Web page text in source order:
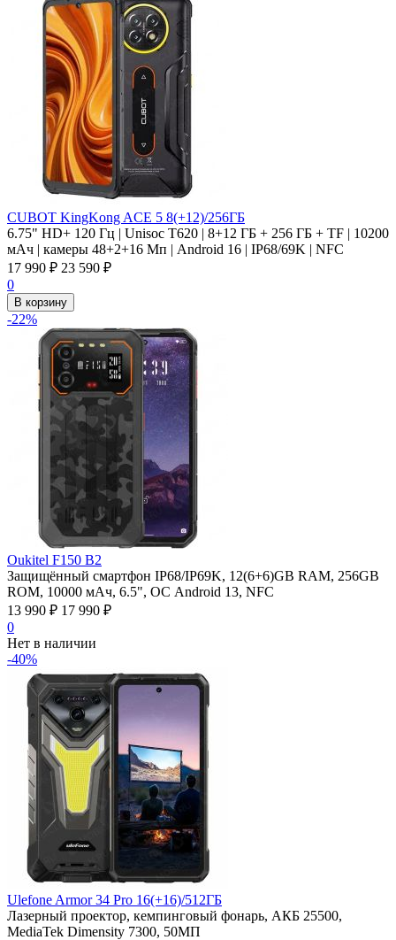
CUBOT KingKong ACE 5 8(+12)/256ГБ
6.75" HD+ 120 Гц | Unisoc T620 | 8+12 ГБ + 256 ГБ + TF | 10200
мАч | камеры 48+2+16 Мп | Android 16 | IP68/69K | NFC
17 990 ₽ 23 590 ₽
0
В корзину
-22%
Oukitel F150 B2
Защищённый смартфон IP68/IP69K, 12(6+6)GB RAM, 256GB
ROM, 10000 мАч, 6.5", ОС Android 13, NFC
13 990 ₽ 17 990 ₽
0
Нет в наличии
-40%
Ulefone Armor 34 Pro 16(+16)/512ГБ
Лазерный проектор, кемпинговый фонарь, АКБ 25500,
MediaTek Dimensity 7300, 50МП